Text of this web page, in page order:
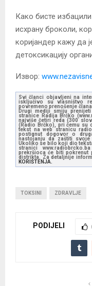
Како бисте
исхрану броколи,
коријандер кажу да
детоксикацију
Извор:
Svi članci objavljeni na
isključivo su vlasništvo
povremeno prenošenje
Drugi mediji smiju
stranice Radija Brčko
najviše četiri reda (300
(Radio Brčko), pri čemu su
tekst na web stranicu
postignut dogovor o
nastojanju da zaštiti
Ukoliko se bilo koji dio
stranici
prekršioca će biti pokrenut
distrikta. Za detaljnije
KORIŠTENJA.
TOKSINI ZDRAVLJE
PODIJELI